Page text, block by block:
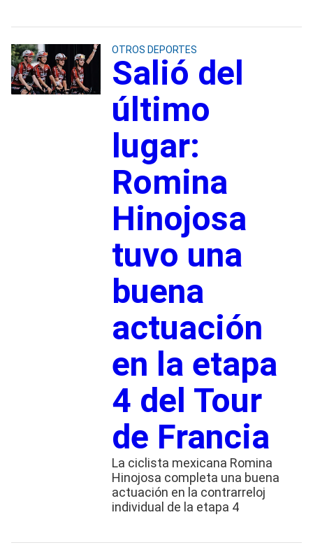
OTROS DEPORTES
Salió del
último
lugar:
Romina
Hinojosa
tuvo una
buena
actuación
en la etapa
4 del Tour
de Francia
La ciclista mexicana Romina
Hinojosa completa una buena
actuación en la contrarreloj
individual de la etapa 4